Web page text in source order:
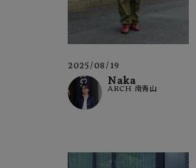
2025/08/19
Naka
ARCH 南青山